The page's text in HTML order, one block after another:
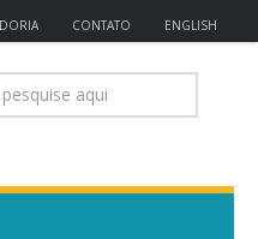
CONTATO ENGLISH